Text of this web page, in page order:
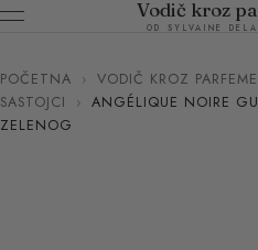
Vodič kroz
OD SYLVAINE
POČETNA › VODIČ KROZ PARFEME
SASTOJCI
› ANGÉLIQUE NOIRE
ZELENOG